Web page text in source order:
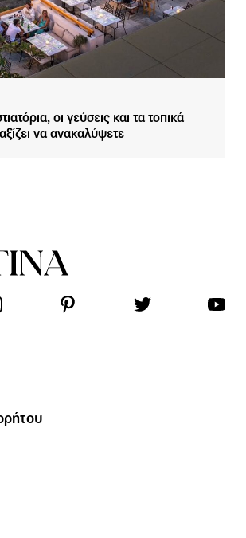
οι γεύσεις και τα τοπικά
να ανακαλύψετε